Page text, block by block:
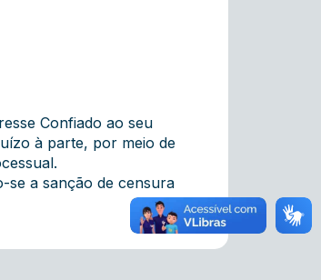
Confiado ao seu
à parte, por meio de
se a sanção de censura